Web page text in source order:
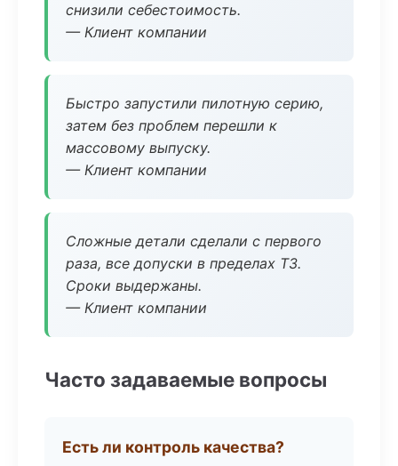
снизили себестоимость.
— Клиент компании
Быстро запустили пилотную серию,
затем без проблем перешли к
массовому выпуску.
— Клиент компании
Сложные детали сделали с первого
раза, все допуски в пределах ТЗ.
Сроки выдержаны.
— Клиент компании
Часто задаваемые вопросы
Есть ли контроль качества?